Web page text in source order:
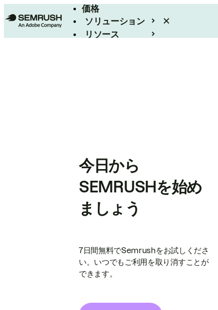
価格
ソリューション
リソース
今日から
SEMRUSHを始め
ましょう
7日間無料でSemrushをお試しくださ
い。いつでもご利用を取り消すことが
できます。